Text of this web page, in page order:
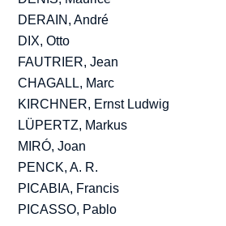
DERAIN, André
DIX, Otto
FAUTRIER, Jean
CHAGALL, Marc
KIRCHNER, Ernst Ludwig
LÜPERTZ, Markus
MIRÓ, Joan
PENCK, A. R.
PICABIA, Francis
PICASSO, Pablo